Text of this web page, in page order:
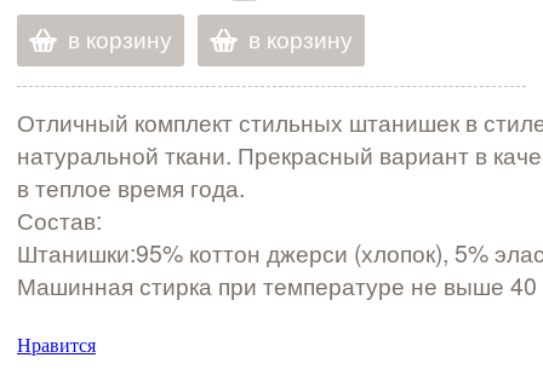
в корзину
в корзину
Отличный комплект стильных штанишек в
натуральной ткани. Прекрасный вариант в
в теплое время года.
Состав:
Штанишки:95% коттон джерси (хлопок), 5%
Машинная стирка при температуре не выше 40
Нравится